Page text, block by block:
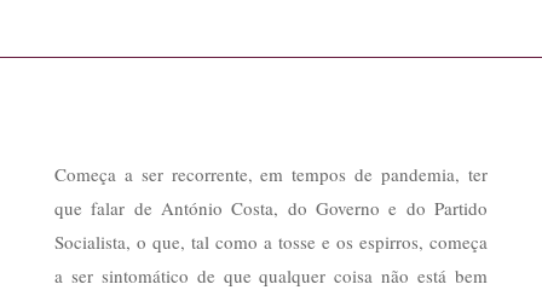
Começa a ser recorrente, em tempos de pandemia, ter
que falar de António Costa, do Governo e do Partido
Socialista, o que, tal como a tosse e os espirros, começa
a ser sintomático de que qualquer coisa não está bem